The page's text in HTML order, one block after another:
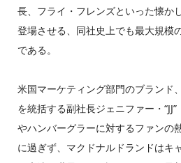
長、フライ・フレンズといった懐か
登場させる、同社史上でも最大規模
である。
米国マーケティング部門のブランド
を統括する副社長ジェニファー・
やハンバーグラーに対するファンの
に過ぎず、マクドナルドランドはキ